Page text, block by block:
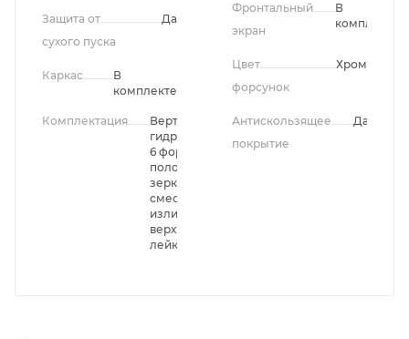
Защита от
сухого пуска
Да
Каркас
В
комплекте
Комплектация
Вертикальный
гидромассаж
6 форсунок,
полочка,
зеркало,
смеситель с
изливом,
верхний душ,
лейка
Фронтальный
экран
В
комплекте
Цвет
форсунок
Хром
Антискользящее
покрытие
Да